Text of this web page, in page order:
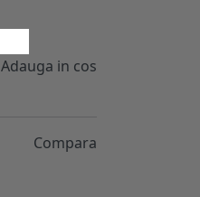
Adauga in cos
Compara